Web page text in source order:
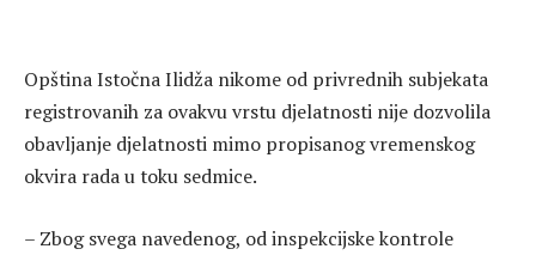
Opština Istočna Ilidža nikome od privrednih subjekata
registrovanih za ovakvu vrstu djelatnosti nije dozvolila
obavljanje djelatnosti mimo propisanog vremenskog
okvira rada u toku sedmice.
– Zbog svega navedenog, od inspekcijske kontrole